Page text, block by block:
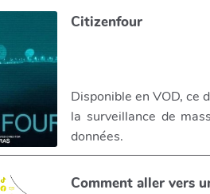
Citizenfour
Disponible en VOD, ce
la surveillance de
données.
Comment aller vers